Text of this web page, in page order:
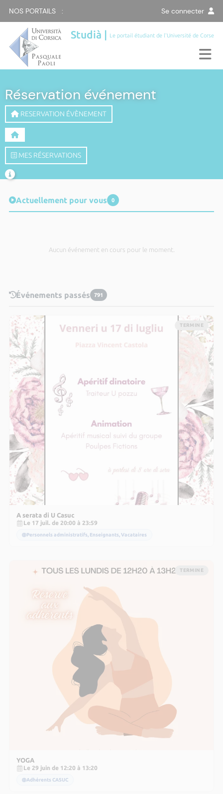
NOS PORTAILS : Se connecter
Studià | Le portail étudiant de l'Université de Corse
Réservation événement
RESERVATION ÉVÈNEMENT
MES RÉSERVATIONS
Actuellement pour vous 0
Aucun événement en cours pour le moment.
Événements passés 791
TERMINE
A serata di U Casuc
Le 17 juil. de 20:00 à 23:59
Personnels administratifs, Enseignants, Vacataires
TERMINE
YOGA
Le 29 juin de 12:20 à 13:20
Adhérents CASUC